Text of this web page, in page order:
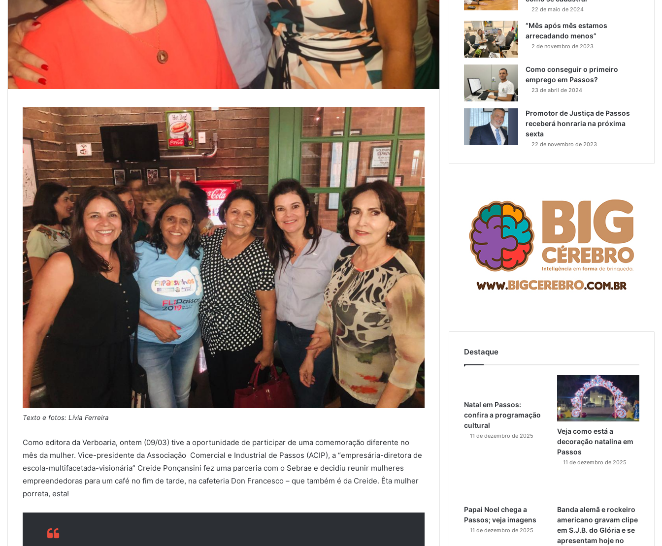
Texto e fotos: Lívia Ferreira
Como editora da Verboaria, ontem (09/03) tive a oportunidade de participar de uma comemoração diferente no
mês da mulher. Vice-presidente da Associação Comercial e Industrial de Passos (ACIP), a “empresária-diretora de
escola-multifacetada-visionária” Creide Ponçansini fez uma parceria com o Sebrae e decidiu reunir mulheres
empreendedoras para um café no fim de tarde, na cafeteria Don Francesco – que também é da Creide. Êta mulher
porreta, esta!
22 de maio de 2024
“Mês após mês estamos
arrecadando menos”
2 de novembro de 2023
Como conseguir o primeiro
emprego em Passos?
23 de abril de 2024
Promotor de Justiça de Passos
receberá honraria na próxima
sexta
22 de novembro de 2023
Destaque
Natal em Passos:
confira a programação
cultural
11 de dezembro de 2025
Veja como está a
decoração natalina em
Passos
11 de dezembro de 2025
Papai Noel chega a
Passos; veja imagens
11 de dezembro de 2025
Banda alemã e rockeiro
americano gravam clipe
em S.J.B. do Glória e se
apresentam hoje no